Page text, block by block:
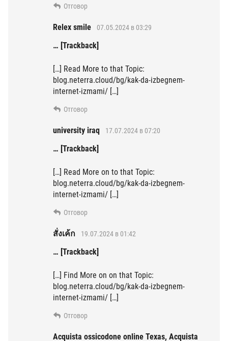
Отговор
Relex smile 07.05.2024 в 03:29
… [Trackback]
[…] Read More to that Topic:
blog.neterra.cloud/bg/kak-da-izbegnem-
internet-izmami/ […]
Отговор
university iraq 17.07.2024 в 07:20
… [Trackback]
[…] Read More on to that Topic:
blog.neterra.cloud/bg/kak-da-izbegnem-
internet-izmami/ […]
Отговор
สั่งเค้ก 19.07.2024 в 01:42
… [Trackback]
[…] Find More on on that Topic:
blog.neterra.cloud/bg/kak-da-izbegnem-
internet-izmami/ […]
Отговор
Acquista ossicodone online Texas, Acquista